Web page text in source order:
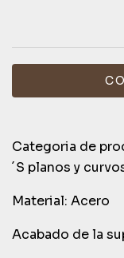
Categoria de
´S planos y
Material: Acero
Acabado de la